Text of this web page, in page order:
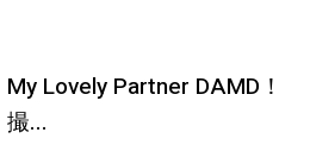
My Lovely Partner DAMD！
撮...